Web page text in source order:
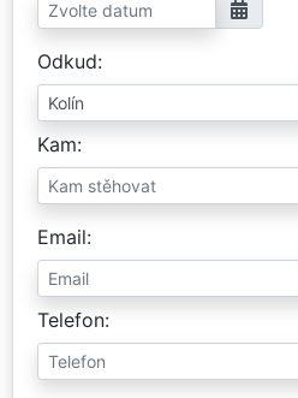
Odkud
Kam
Email
Telefon